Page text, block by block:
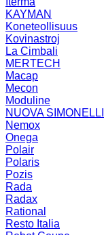
KAYMAN
Koneteollisuus
Kovinastroj
La Cimbali
MERTECH
Macap
Mecon
Moduline
NUOVA SIMONELLI
Nemox
Onega
Polair
Polaris
Pozis
Rada
Radax
Rational
Resto Italia